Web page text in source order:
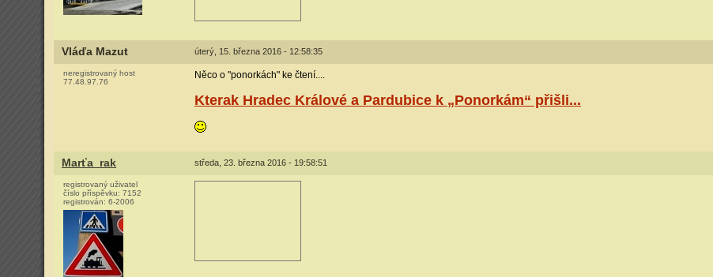
Vláďa Mazut úterý, 15. března 2016 - 12:58:35
neregistrovaný host
77.48.97.76
Něco o "ponorkách" ke čtení....
Kterak Hradec Králové a Pardubice k „Ponorkám“ přišli...
Marťa_rak středa, 23. března 2016 - 19:58:51
registrovaný uživatel
číslo příspěvku: 7152
registrován: 6-2006